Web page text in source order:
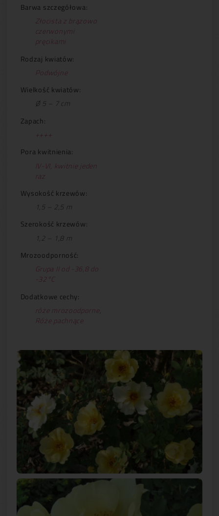
Barwa szczegółowa:
Złocista z brązowo
czerwonymi
pręcikami
Rodzaj kwiatów:
Podwójne
Wielkość kwiatów:
Ø 5 – 7 cm
Zapach:
++++
Pora kwitnienia:
IV-VI, kwitnie jeden
raz
Wysokość krzewów:
1,5 – 2,5 m
Szerokość krzewów:
1,2 – 1,8 m
Mrozoodporność:
Grupa II od -36,8 do
-32°C
Dodatkowe cechy:
róże mrozoodporne,
Róże pachnące